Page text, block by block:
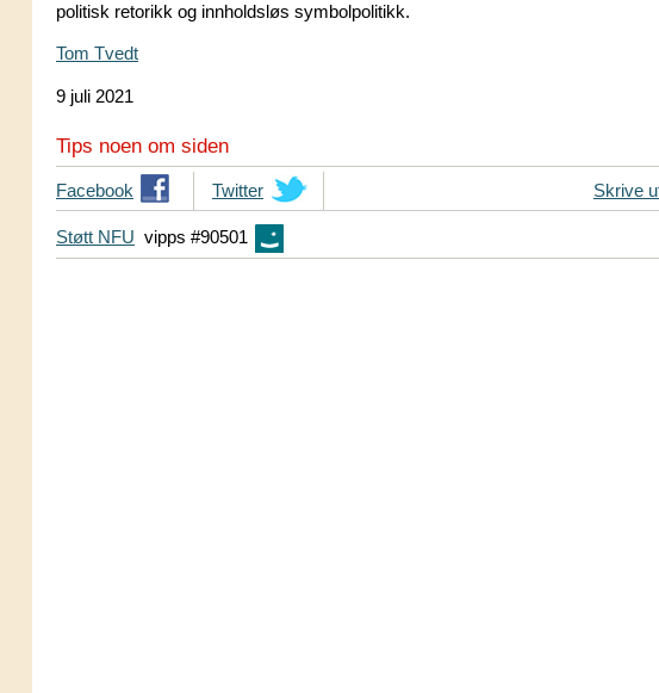
politisk retorikk og innholdsløs symbolpolitikk.
Tom Tvedt
9 juli 2021
Tips noen om siden
T
i
p
Facebook
T
i
p
Twitter Skrive
Støtt NFU vipps #90501